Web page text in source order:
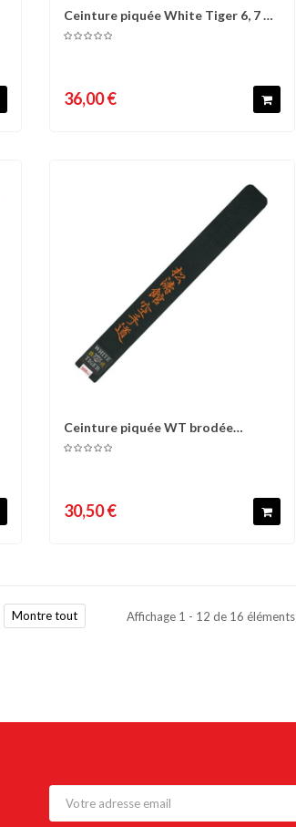
Comparer Liste d'envies
Ceinture piquée White Tiger 6, 7 et
8°...
36,00 €
Comparer Liste d'envies
Ceinture piquée WT brodée
KARATEDO...
30,50 €
Montre tout Affichage 1 - 12 de 16 éléments